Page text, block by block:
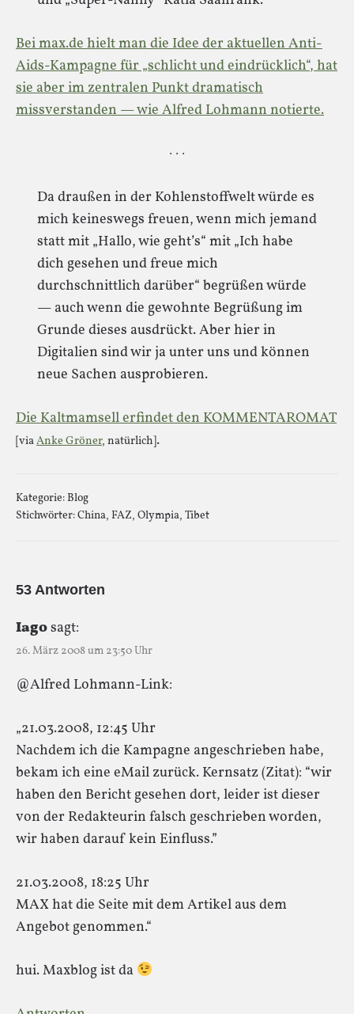
Bei max.de hielt man die Idee der aktuellen Anti-
Aids-Kampagne für „schlicht und eindrücklich“, hat
sie aber im zentralen Punkt dramatisch
missverstanden — wie Alfred Lohmann notierte.
· · ·
Da draußen in der Kohlenstoffwelt würde es
mich keineswegs freuen, wenn mich jemand
statt mit „Hallo, wie geht’s“ mit „Ich habe
dich gesehen und freue mich
durchschnittlich darüber“ begrüßen würde
— auch wenn die gewohnte Begrüßung im
Grunde dieses ausdrückt. Aber hier in
Digitalien sind wir ja unter uns und können
neue Sachen ausprobieren.
Die Kaltmamsell erfindet den KOMMENTAROMAT
[viaAnke Gröner, natürlich].
Kategorie:Blog
Stichwörter:China, FAZ, Olympia, Tibet
53 Antworten
Iagosagt:
26. März 2008 um 23:50 Uhr
@Alfred Lohmann-Link:
„21.03.2008, 12:45 Uhr
Nachdem ich die Kampagne angeschrieben habe,
bekam ich eine eMail zurück. Kernsatz (Zitat): “wir
haben den Bericht gesehen dort, leider ist dieser
von der Redakteurin falsch geschrieben worden,
wir haben darauf kein Einfluss.”
21.03.2008, 18:25 Uhr
MAX hat die Seite mit dem Artikel aus dem
Angebot genommen.“
hui. Maxblog ist da